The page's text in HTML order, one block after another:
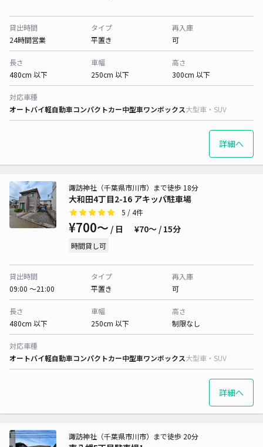
貸出時間
24時間営業
タイプ
平置き
再入庫
可
長さ
480cm 以下
車幅
250cm 以下
高さ
300cm 以下
対応車種
オートバイ軽自動車コンパクトカー中型車ワンボックス大型車・SUV
詳細へ
大和田4丁目2-16 アキッパ駐車場
諏訪神社（千葉県市川市）まで徒歩 18分
5 / 4件
¥700〜 / 日 ¥70〜 / 15分
時間貸し可
貸出時間
09:00 〜21:00
タイプ
平置き
再入庫
可
長さ
480cm 以下
車幅
250cm 以下
高さ
制限なし
対応車種
オートバイ軽自動車コンパクトカー中型車ワンボックス大型車・SUV
詳細へ
諏訪神社（千葉県市川市）まで徒歩 20分